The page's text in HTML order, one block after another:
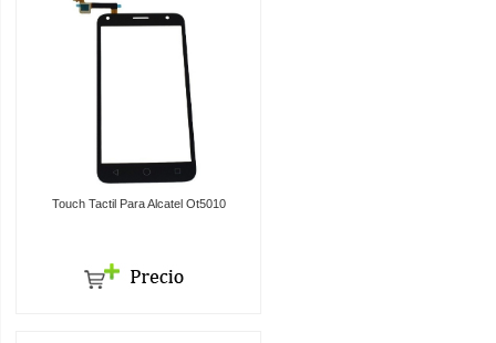
Touch Tactil Para Alcatel Ot5010